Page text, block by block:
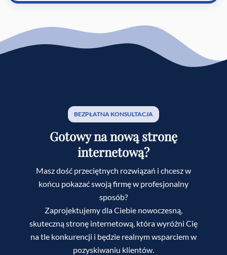
BEZPŁATNA KONSULTACJA
Gotowy na nową stronę
internetową?
Masz dość przeciętnych rozwiązań i chcesz w
końcu pokazać swoją firmę w profesjonalny
sposób?
Zaprojektujemy dla Ciebie nowoczesną,
skuteczną stronę internetową, która wyróżni Cię
na tle konkurencji i będzie realnym wsparciem w
pozyskiwaniu klientów.